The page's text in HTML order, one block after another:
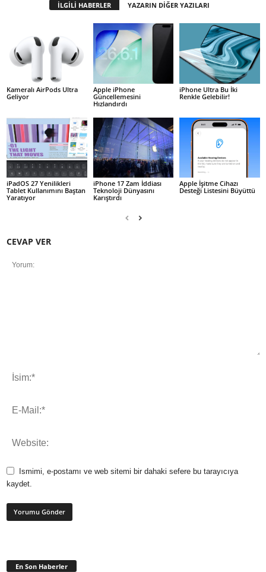
İLGİLİ HABERLER YAZARIN DİĞER YAZILARI
Kameralı AirPods Ultra
Geliyor
Apple iPhone
Güncellemesini
Hızlandırdı
iPhone Ultra Bu İki
Renkle Gelebilir!
iPadOS 27 Yenilikleri
Tablet Kullanımını Baştan
Yaratıyor
iPhone 17 Zam İddiası
Teknoloji Dünyasını
Karıştırdı
Apple İşitme Cihazı
Desteği Listesini Büyüttü
CEVAP VER
Ismimi, e-postamı ve web sitemi bir dahaki sefere bu tarayıcıya
kaydet.
En Son Haberler